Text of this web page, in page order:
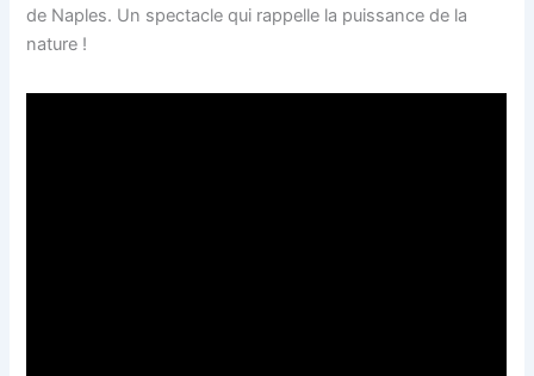
de Naples. Un spectacle qui rappelle la puissance de la
nature !